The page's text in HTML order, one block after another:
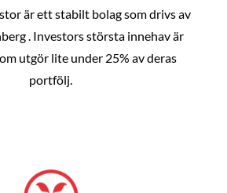
är ett stabilt bolag som drivs av
. Investors största innehav är
utgör lite under 25% av deras
portfölj.